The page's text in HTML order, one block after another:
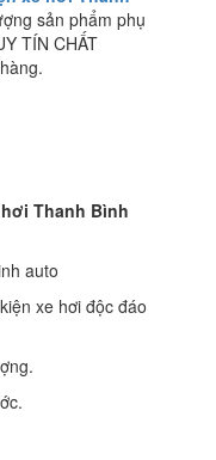
sản phẩm phụ
TÍN CHẤT
Thanh Bình
auto
xe hơi độc đáo